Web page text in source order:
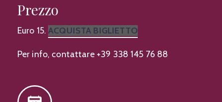
Prezzo
Euro 15.ACQUISTA BIGLIETTO
Per info, contattare +39 338 145 76 88